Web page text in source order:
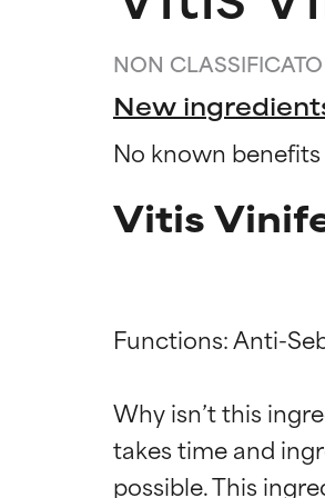
NON CLASSIFICATO
New
No known benefits
Vitis
Functions: Anti-
Why isn’t this
takes time and